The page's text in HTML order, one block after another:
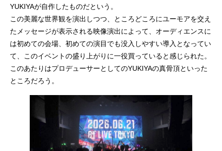
YUKIYAが自作したものだという。
この美麗な世界観を演出しつつ、ところどころにユーモアを交え
たメッセージが表示される映像演出によって、オーディエンスに
は初めての会場、初めての演目でも没入しやすい導入となってい
て、このイベントの盛り上がりに一役買っていると感じられた。
このあたりはプロデューサーとしてのYUKIYAの真骨頂といった
ところだろう。